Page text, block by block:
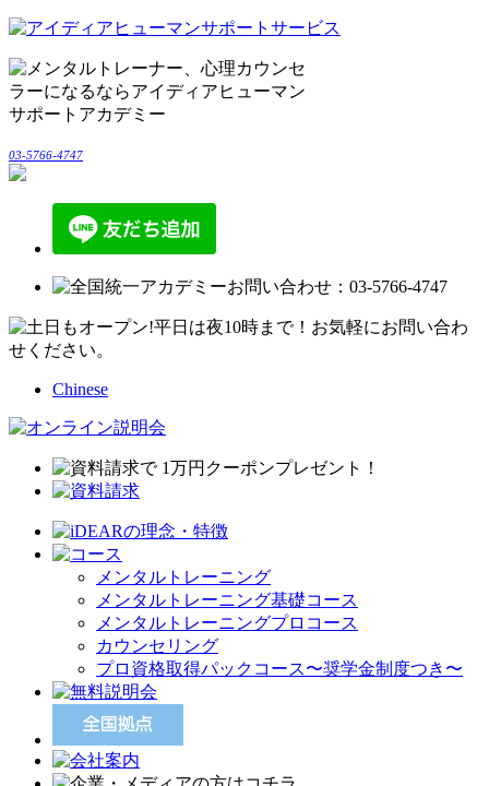
03-5766-4747
Chinese
メンタルトレーニング
メンタルトレーニング基礎コース
メンタルトレーニングプロコース
カウンセリング
プロ資格取得パックコース〜奨学金制度つき〜